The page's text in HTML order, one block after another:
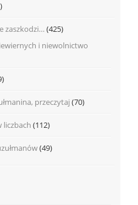
zaszkodzi… (425)
i niewolnictwo
przeczytaj (70)
liczbach (112)
(49)